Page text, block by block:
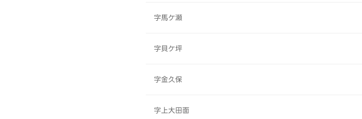
字馬ケ瀬
字貝ケ坪
字金久保
字上大田面